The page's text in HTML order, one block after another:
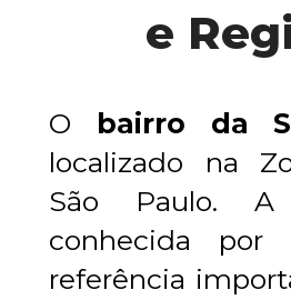
e
O bairro da
localizado na
São Paulo.
conhecida por
referência